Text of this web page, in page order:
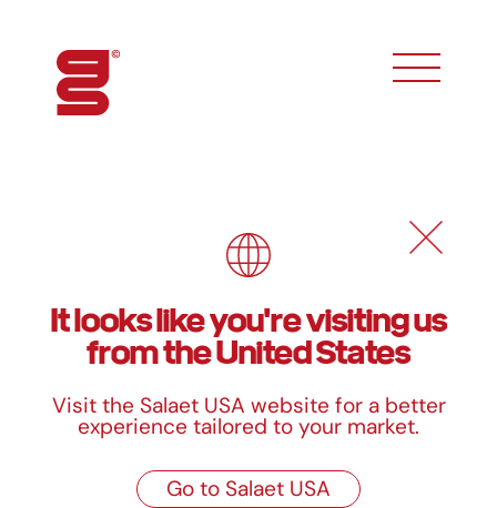
toggle
Blondas y rodales calados
Rodales calados
estándar
Ver producto
Rodales calados
personalizados
Ver producto
Blondas caladas Blondas caladas
personalizadas
It looks like you're visiting us
from the United States
Visit the Salaet USA website for a better
experience tailored to your market.
Go to Salaet USA